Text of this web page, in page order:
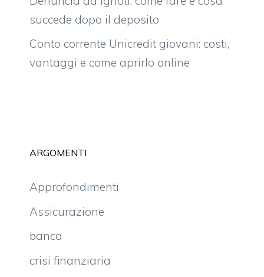
succede dopo il deposito
Conto corrente Unicredit giovani: costi,
vantaggi e come aprirlo online
ARGOMENTI
Approfondimenti
Assicurazione
banca
crisi finanziaria